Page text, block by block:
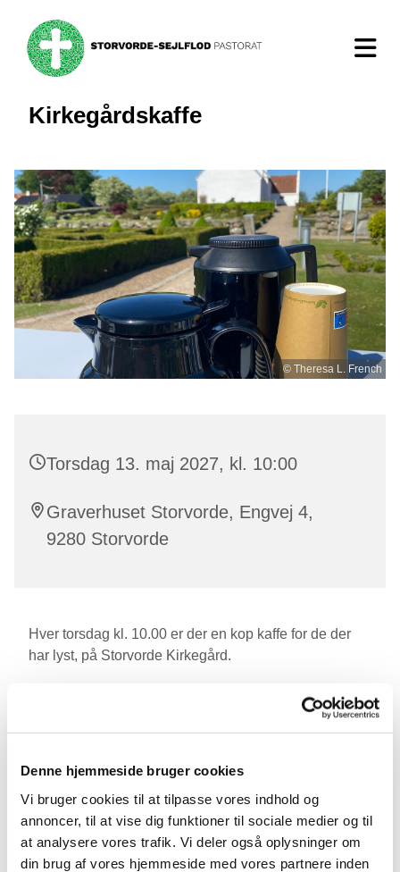
Denne hjemmeside bruger cookies
Vi bruger cookies til at tilpasse vores indhold og
annoncer, til at vise dig funktioner til sociale medier og til
at analysere vores trafik. Vi deler også oplysninger om
din brug af vores hjemmeside med vores partnere inden
Kirkegårdskaffe
© Theresa L. French
Torsdag 13. maj 2027, kl. 10:00
Graverhuset Storvorde, Engvej 4,
9280 Storvorde
Hver torsdag kl. 10.00 er der en kop kaffe for de der
har lyst, på Storvorde Kirkegård.